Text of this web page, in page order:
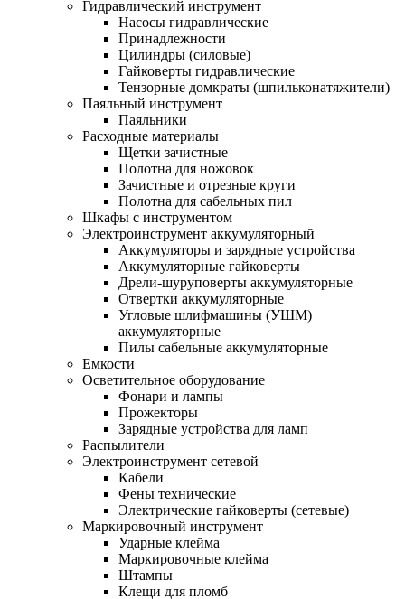
Гидравлический инструмент
Насосы гидравлические
Принадлежности
Цилиндры (силовые)
Гайковерты гидравлические
Тензорные домкраты (шпильконатяжители)
Паяльный инструмент
Паяльники
Расходные материалы
Щетки зачистные
Полотна для ножовок
Зачистные и отрезные круги
Полотна для сабельных пил
Шкафы с инструментом
Электроинструмент аккумуляторный
Аккумуляторы и зарядные устройства
Аккумуляторные гайковерты
Дрели-шуруповерты аккумуляторные
Отвертки аккумуляторные
Угловые шлифмашины (УШМ)
аккумуляторные
Пилы сабельные аккумуляторные
Емкости
Осветительное оборудование
Фонари и лампы
Прожекторы
Зарядные устройства для ламп
Распылители
Электроинструмент сетевой
Кабели
Фены технические
Электрические гайковерты (сетевые)
Маркировочный инструмент
Ударные клейма
Маркировочные клейма
Штампы
Клещи для пломб